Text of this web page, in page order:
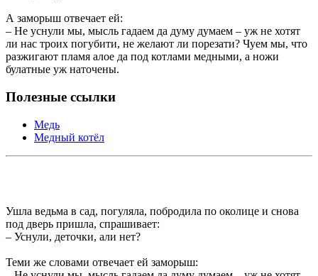
А заморыш отвечает ей:
– Не уснули мы, мысль гадаем да думу думаем – уж не хотят
ли нас троих погубити, не желают ли порезати? Чуем мы, что
разжигают пламя алое да под котлами медными, а ножи
булатные уж наточены.
Полезные ссылки
Медь
Медный котёл
Ушла ведьма в сад, погуляла, побродила по околице и снова
под дверь пришла, спрашивает:
– Уснули, деточки, али нет?
Теми же словами отвечает ей заморыш: